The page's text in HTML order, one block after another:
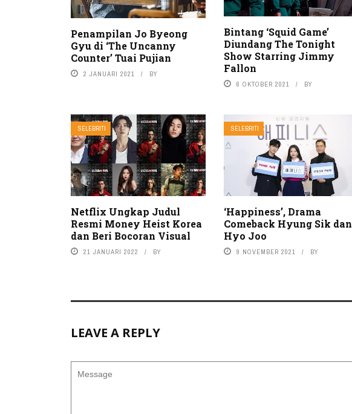
Penampilan Jo Byeong
Gyu di ‘The Uncanny
Counter’ Tuai Pujian
2 JANUARI 2021 BY
Bintang ‘Squid Game’
Diundang The Tonight
Show Starring Jimmy
Fallon
6 OKTOBER 2021 BY
SELEBRITI
Netflix Ungkap Judul
Resmi Money Heist Korea
dan Beri Bocoran Visual
21 JANUARI 2022 BY
SELEBRITI
‘Happiness’, Drama
Comeback Hyung Sik dan
Hyo Joo
9 NOVEMBER 2021 BY
LEAVE A REPLY